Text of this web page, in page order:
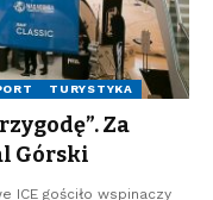
TURYSTYKA
Za
Górski
ICE gościło wspinaczy